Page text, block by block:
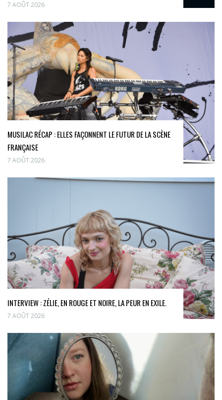
7 AOÛT 2026
MUSILAC RÉCAP : ELLES FAÇONNENT LE FUTUR DE LA SCÈNE
FRANÇAISE
7 AOÛT 2026
INTERVIEW : ZÉLIE, EN ROUGE ET NOIRE, LA PEUR EN EXILE.
7 AOÛT 2026